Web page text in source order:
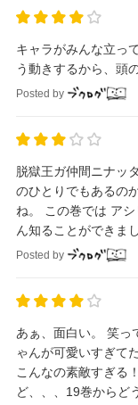
キャラがみんな立っ
う動きするから、頭
Posted by
脱獄王ガ仲間ニナッタ。 また新たなグループが。 いや、
のひとりでもあるの
ね。 この巻では アシリパさんの持ってるアイヌの知恵を たくさ
ん知ることができまし
Posted by
あぁ、面白い。 笑ってし
ゃんが可愛いすぎてたま
こんなの素敵すぎる！ 18巻までしか借りれなかったんだけ
ど、、、19巻からど